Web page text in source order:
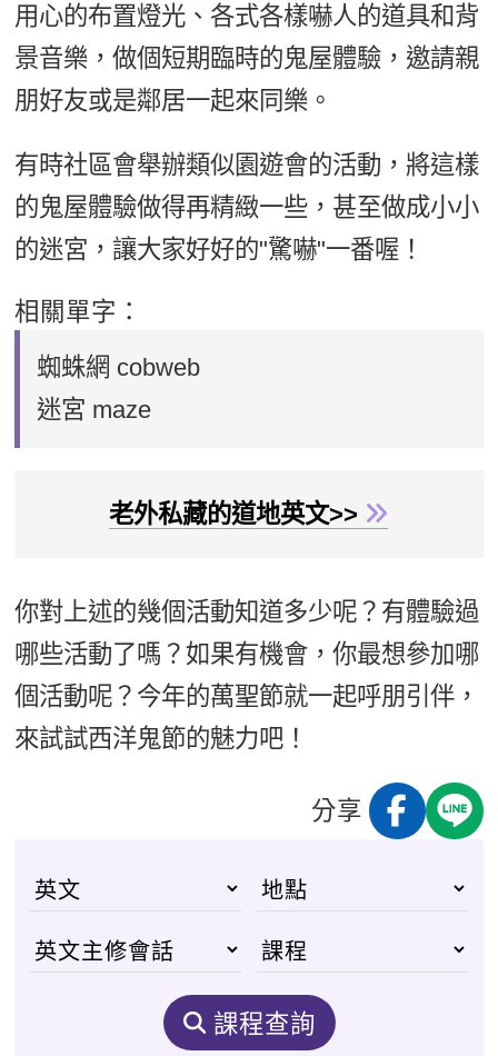
用心的布置燈光、各式各樣嚇人的道具和背
景音樂，做個短期臨時的鬼屋體驗，邀請親
朋好友或是鄰居一起來同樂。
有時社區會舉辦類似園遊會的活動，將這樣
的鬼屋體驗做得再精緻一些，甚至做成小小
的迷宮，讓大家好好的"驚嚇"一番喔！
相關單字：
蜘蛛網 cobweb
迷宮 maze
老外私藏的道地英文>>
你對上述的幾個活動知道多少呢？有體驗過
哪些活動了嗎？如果有機會，你最想參加哪
個活動呢？今年的萬聖節就一起呼朋引伴，
來試試西洋鬼節的魅力吧！
分享
課程查詢